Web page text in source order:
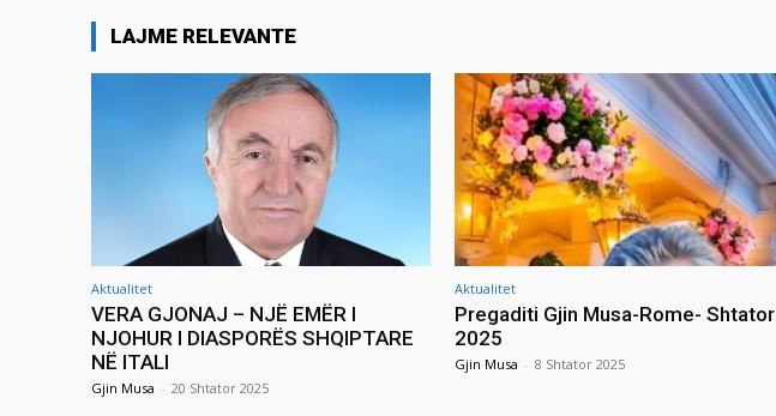
LAJME RELEVANTE
Aktualitet
VERA GJONAJ – NJË EMËR I
NJOHUR I DIASPORËS SHQIPTARE
NË ITALI
Gjin Musa - 20 Shtator 2025
Aktualitet
Pregaditi Gjin Musa-Rome- Shtator
2025
Gjin Musa - 8 Shtator 2025